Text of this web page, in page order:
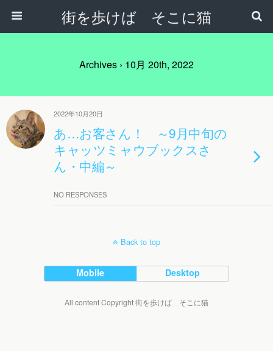
街を歩けば そこに猫
Archives › 10月 20th, 2022
2022年10月20日
あ…お客さん！ ～9月中旬の
キャッツミャウブックスさ
ん・中編～
NO RESPONSES
Back to top
Mobile Desktop
All content Copyright 街を歩けば そこに猫